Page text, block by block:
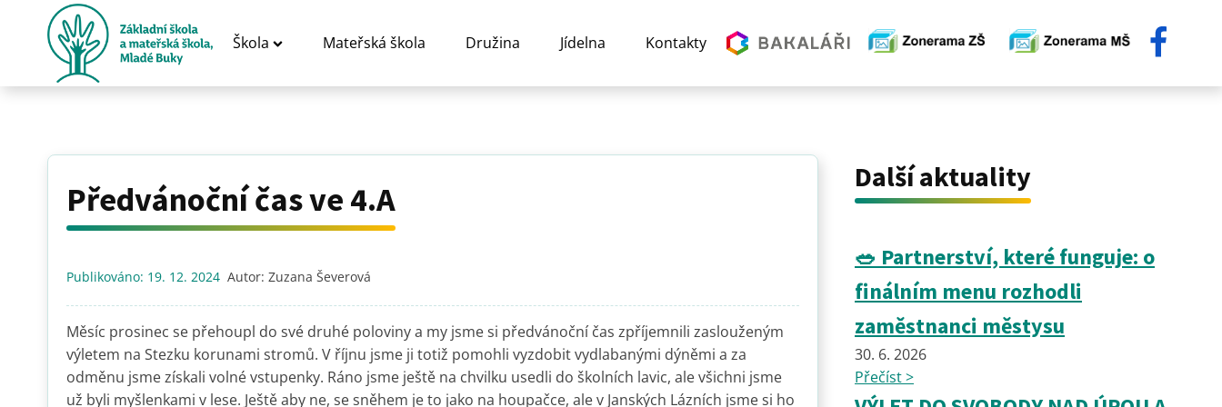
Škola Mateřská škola Družina Jídelna Kontakty
Předvánoční čas ve 4.A
Publikováno: 19. 12. 2024 Autor: Zuzana Ševerová
Měsíc prosinec se přehoupl do své druhé poloviny a my jsme si předvánoční čas zpříjemnili zaslouženým
výletem na Stezku korunami stromů. V říjnu jsme ji totiž pomohli vyzdobit vydlabanými dýněmi a za
odměnu jsme získali volné vstupenky. Ráno jsme ještě na chvilku usedli do školních lavic, ale všichni jsme
už byli myšlenkami v lese. Ještě aby ne, se sněhem je to jako na houpačce, ale v Janských Lázních jsme si ho
Další aktuality
🥗 Partnerství, které funguje: o
finálním menu rozhodli
zaměstnanci městysu
30. 6. 2026
Přečíst >